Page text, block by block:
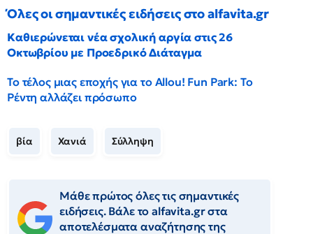
Όλες οι σημαντικές ειδήσεις στο alfavita.gr
Καθιερώνεται νέα σχολική αργία στις 26
Οκτωβρίου με Προεδρικό Διάταγμα
Το τέλος μιας εποχής για το Allou! Fun Park: Το
Ρέντη αλλάζει πρόσωπο
βία Χανιά Σύλληψη
Μάθε πρώτος όλες τις σημαντικές
ειδήσεις. Βάλε το alfavita.gr στα
αποτελέσματα αναζήτησης της